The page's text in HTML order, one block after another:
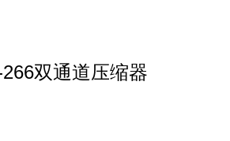
双通道压缩器